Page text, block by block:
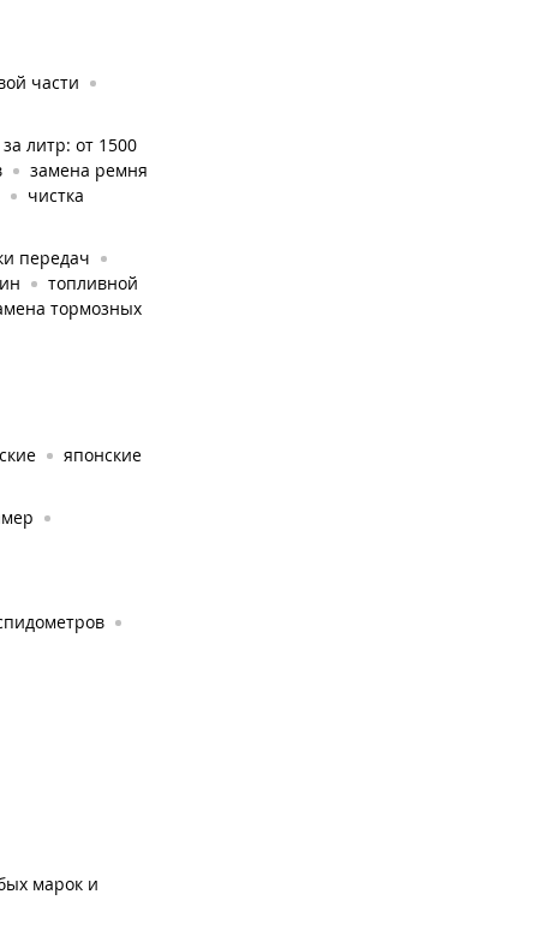
части
литр: от 1500
замена ремня
чистка
передач
топливной
тормозных
японские
марок и